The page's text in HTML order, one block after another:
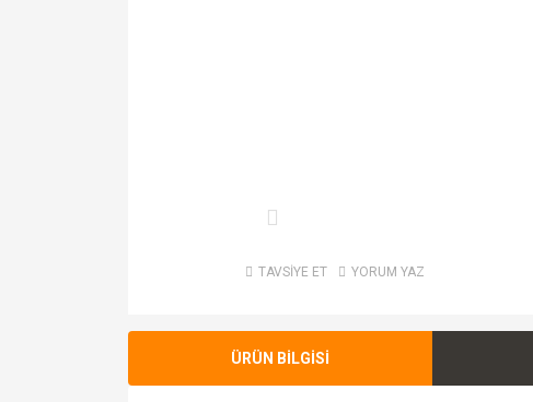
TAVSİYE ET YORUM YAZ
ÜRÜN BİLGİSİ